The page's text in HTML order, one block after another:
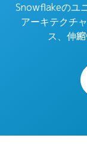
Snowflakeのユ
アーキテクチ
ス、伸